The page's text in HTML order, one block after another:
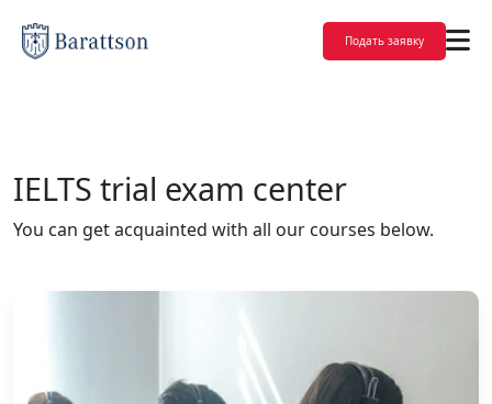
Подать заявку
IELTS trial exam center
You can get acquainted with all our courses below.